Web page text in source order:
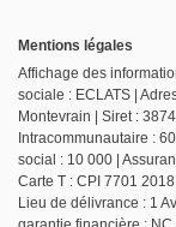
Mentions légales
Affichage des
sociale : ECLATS |
Montevrain | Siret :
Intracommunautaire :
social : 10 000 |
Carte T : CPI 7701
Lieu de délivrance : 1